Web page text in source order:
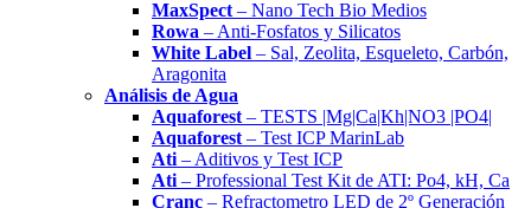
MaxSpect – Nano Tech Bio Medios
Rowa – Anti-Fosfatos y Silicatos
White Label – Sal, Zeolita, Esqueleto, Carbón,
Aragonita
Análisis de Agua
Aquaforest – TESTS |Mg|Ca|Kh|NO3 |PO4|
Aquaforest – Test ICP MarinLab
Ati – Aditivos y Test ICP
Ati – Professional Test Kit de ATI: Po4, kH, Ca
Cranc – Refractometro LED de 2º Generación